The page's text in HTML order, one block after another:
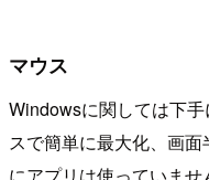
マウス
Windowsに関しては下
スで簡単に最大化、画
にアプリは使っていませ